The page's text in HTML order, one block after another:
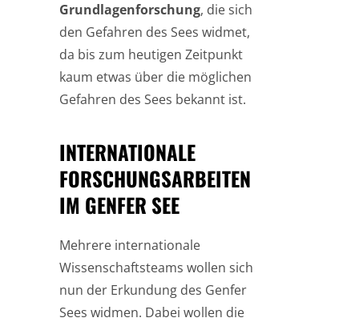
Grundlagenforschung, die sich
den Gefahren des Sees widmet,
da bis zum heutigen Zeitpunkt
kaum etwas über die möglichen
Gefahren des Sees bekannt ist.
INTERNATIONALE
FORSCHUNGSARBEITEN
IM GENFER SEE
Mehrere internationale
Wissenschaftsteams wollen sich
nun der Erkundung des Genfer
Sees widmen. Dabei wollen die